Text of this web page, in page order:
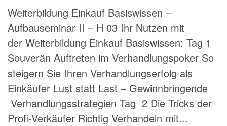
Weiterbildung Einkauf Basiswissen –
Aufbauseminar II – H 03 Ihr Nutzen mit
der Weiterbildung Einkauf Basiswissen: Tag 1
Souverän Auftreten im Verhandlungspoker So
steigern Sie Ihren Verhandlungserfolg als
Einkäufer Lust statt Last – Gewinnbringende
Verhandlungsstrategien Tag 2 Die Tricks der
Profi-Verkäufer Richtig Verhandeln mit...